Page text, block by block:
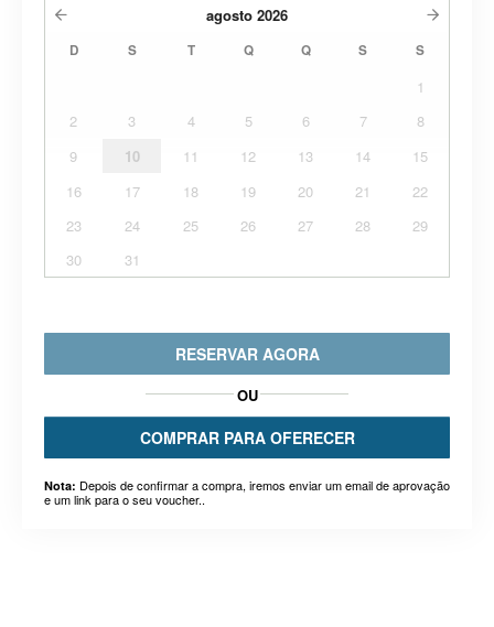
agosto 2026
D S T Q Q S S
1
2
3 4 5 6 7
8
9
10 11 12 13 14
15
16
17 18 19 20 21
22
23
24 25 26 27 28
29
30
31
RESERVAR AGORA
OU
COMPRAR PARA OFERECER
Nota: Depois de confirmar a compra, iremos enviar um email de aprovação
e um link para o seu voucher..